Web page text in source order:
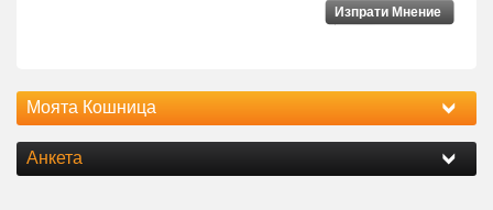
Изпрати Мнение
Моята Кошница
Анкета